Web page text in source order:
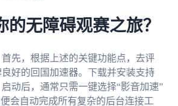
的无障碍观赛之旅？
先，根据上述的关键功能点，去评
好的回国加速器。下载并安装支持
动后，通常只需一键选择“影音加速”
会自动完成所有复杂的后台连接工